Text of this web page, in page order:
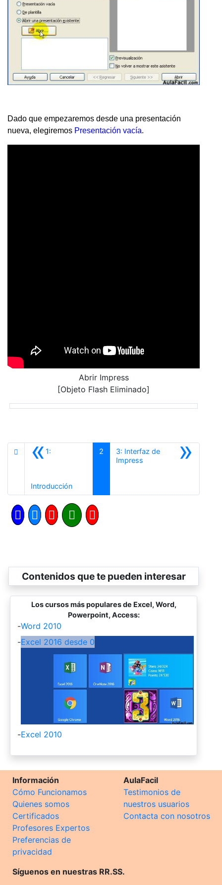
Dado que empezaremos desde una presentación
nueva, elegiremos Presentación vacía.
Abrir Impress
[Objeto Flash Eliminado]
«1:
IntroducciónAnterior
2 »
3: Interfaz de
ImpressSiguiente
Contenidos que te pueden interesar
Los cursos más populares de Excel, Word,
Powerpoint, Access:
-Word 2010
-Excel 2016 desde 0
-Excel 2010
Información
Cómo Funcionamos
Quienes somos
Certificados
Profesores Expertos
Preferencias de
privacidad
AulaFacil
Testimonios de
nuestros usuarios
Contacta con nosotros
Síguenos en nuestras RR.SS.